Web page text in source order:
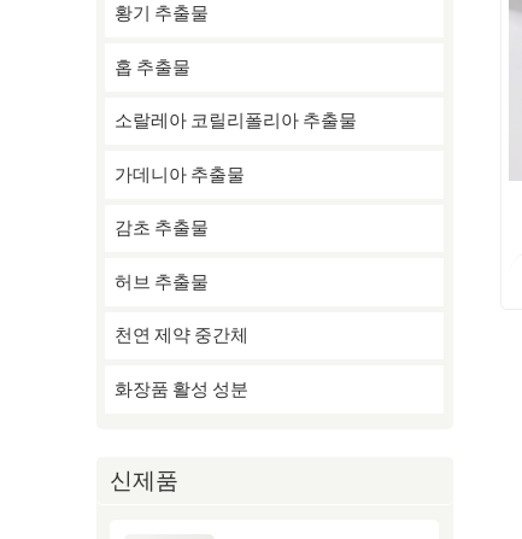
황기 추출물
홉 추출물
소랄레아 코릴리폴리아 추출물
가데니아 추출물
감초 추출물
허브 추출물
천연 제약 중간체
화장품 활성 성분
신제품